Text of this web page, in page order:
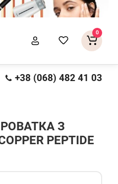
0
+38 (068) 482 41 03
З
PEPTIDE